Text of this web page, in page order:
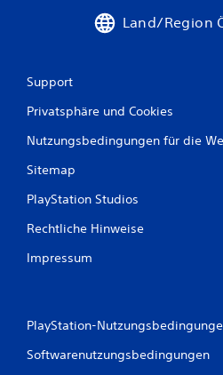
Land/Region
Support
Privatsphäre und Cookies
Nutzungsbedingungen für die
Sitemap
PlayStation Studios
Rechtliche Hinweise
Impressum
PlayStation-
Softwarenutzungsbedingungen